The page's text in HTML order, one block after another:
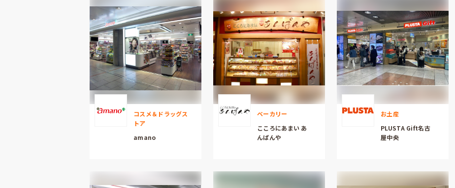
コスメ＆ドラッグス
トア
amano
ベーカリー
こころにあまい あ
んぱんや
お土産
PLUSTA Gift名古
屋中央